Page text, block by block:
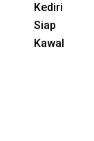
Kediri
Siap
Kawal